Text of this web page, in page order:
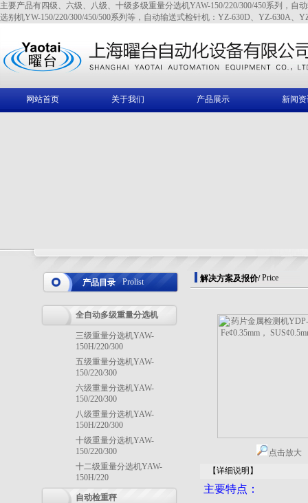
主要产品有四级、六级、八级、十级多级重量分选机YAW-150/220/300/450系列，自
选别机YW-150/220/300/450/500系列等，自动输送式检针机：YZ-630D、YZ-630A、
网站首页 关于我们 产品展示 新闻
产品目录 Prolist
全自动多级重量分选机
三级重量分选机YAW-
150H/220/300
五级重量分选机YAW-
150/220/300
六级重量分选机YAW-
150/220/300
八级重量分选机YAW-
150H/220/300
十级重量分选机YAW-
150/220/300
十二级重量分选机YAW-
150H/220
自动检重秤
解决方案及报价/ Price
点击放大
【详细说明】
主要特点：